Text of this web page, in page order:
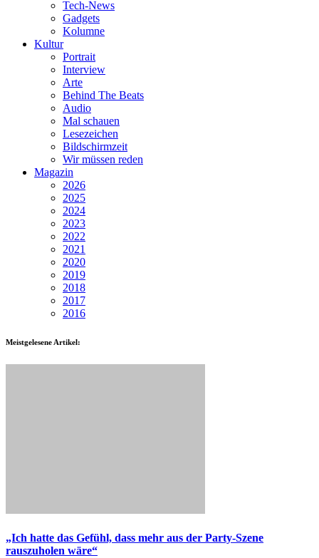
Tech-News
Gadgets
Kolumne
Kultur
Portrait
Interview
Arte
Behind The Beats
Audio
Mal schauen
Lesezeichen
Bildschirmzeit
Wir müssen reden
Magazin
2026
2025
2024
2023
2022
2021
2020
2019
2018
2017
2016
Meistgelesene Artikel:
„Ich hatte das Gefühl, dass mehr aus der Party-Szene
rauszuholen wäre“